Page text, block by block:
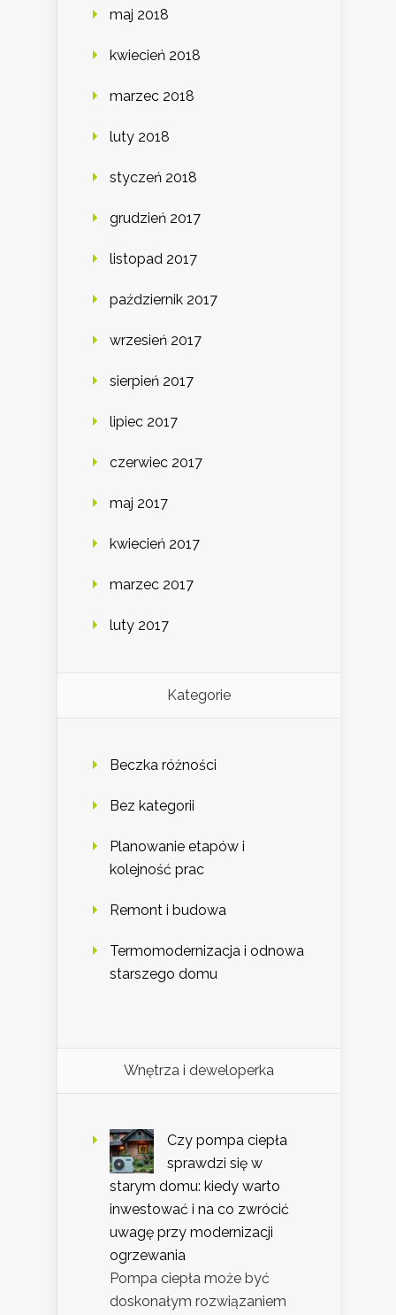
maj 2018
kwiecień 2018
marzec 2018
luty 2018
styczeń 2018
grudzień 2017
listopad 2017
październik 2017
wrzesień 2017
sierpień 2017
lipiec 2017
czerwiec 2017
maj 2017
kwiecień 2017
marzec 2017
luty 2017
Kategorie
Beczka różności
Bez kategorii
Planowanie etapów i
kolejność prac
Remont i budowa
Termomodernizacja i odnowa
starszego domu
Wnętrza i deweloperka
Czy pompa ciepła
sprawdzi się w
starym domu: kiedy warto
inwestować i na co zwrócić
uwagę przy modernizacji
ogrzewania
Pompa ciepła może być
doskonałym rozwiązaniem